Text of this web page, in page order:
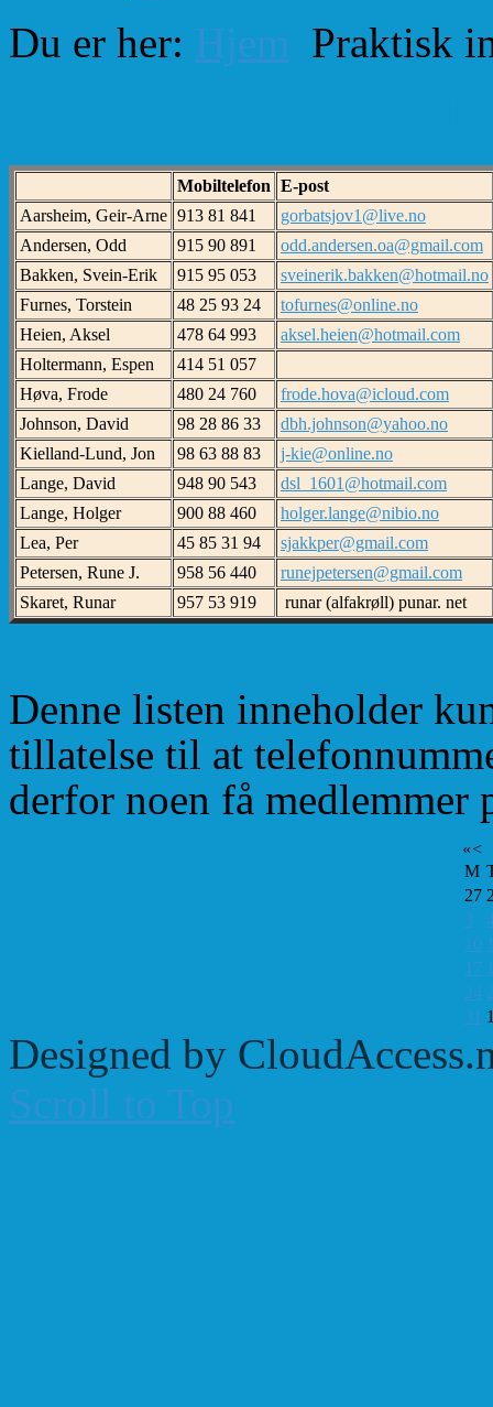
Du er her: Hjem Praktisk
Mobiltelefon E-post
Aarsheim, Geir-Arne 913 81 841
gorbatsjov1@live.no
Andersen, Odd
915 90 891
odd.andersen.oa@gmail.com
Bakken, Svein-Erik
915 95 053
sveinerik.bakken@hotmail.no
Furnes, Torstein
48 25 93 24
tofurnes@online.no
Heien, Aksel
478 64 993
aksel.heien@hotmail.com
Holtermann, Espen
414 51 057
Høva, Frode
480 24 760
frode.hova@icloud.com
Johnson, David
98 28 86 33
dbh.johnson@yahoo.no
Kielland-Lund, Jon
98 63 88 83
j-kie@online.no
Lange, David
948 90 543
dsl_1601@hotmail.com
Lange, Holger
900 88 460
holger.lange@nibio.no
Lea, Per
45 85 31 94
sjakkper@gmail.com
Petersen, Rune J.
958 56 440
runejpetersen@gmail.com
Skaret, Runar
957 53 919 runar (alfakrøll) punar. net
Denne listen inneholder
tillatelse til at
derfor noen få medlemmer
«<
M
27
3
10
17
24
31
Designed by
Scroll to Top